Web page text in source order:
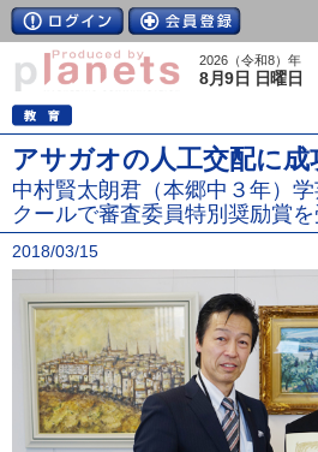
2026（令和8）年
8月9日 日曜日
アサガオの人工交配に成
中村賢太朗君（本郷中３年）
クールで審査委員特別奨励賞
2018/03/15